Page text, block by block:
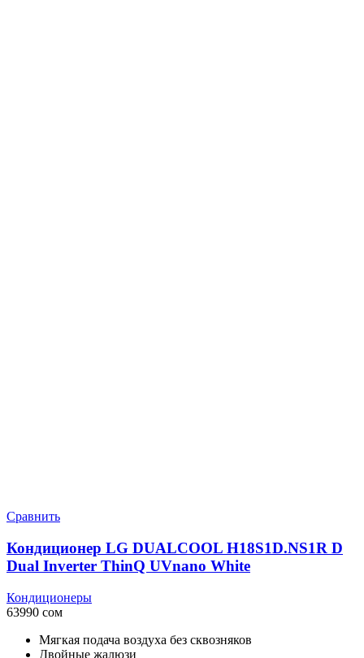
Сравнить
Кондиционер LG DUALCOOL H18S1D.NS1R D
Dual Inverter ThinQ UVnano White
Кондиционеры
63990 сом
Мягкая подача воздуха без сквозняков
Двойные жалюзи